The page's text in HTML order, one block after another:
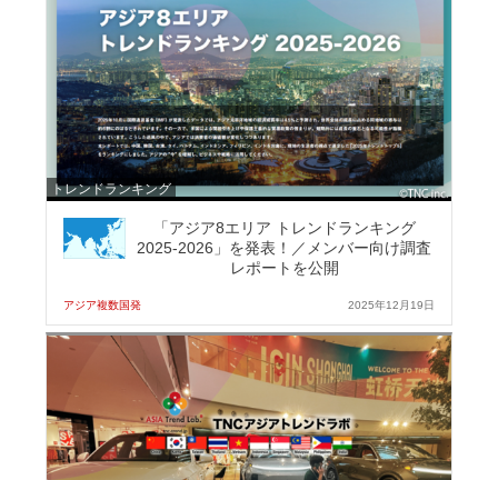
トレンドランキング
「アジア8エリア トレンドランキング
2025-2026」を発表！／メンバー向け調査
レポートを公開
アジア複数国発 2025年12月19日